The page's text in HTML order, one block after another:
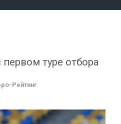
первом туре отбора
Рейтинг